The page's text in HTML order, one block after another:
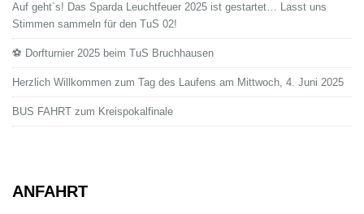
Auf geht`s! Das Sparda Leuchtfeuer 2025 ist gestartet… Lasst uns
Stimmen sammeln für den TuS 02!
⚽ Dorfturnier 2025 beim TuS Bruchhausen
Herzlich Willkommen zum Tag des Laufens am Mittwoch, 4. Juni 2025
BUS FAHRT zum Kreispokalfinale
ANFAHRT